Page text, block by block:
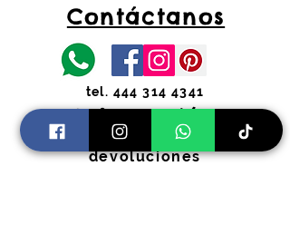
Contáctanos
tel. 444 314 4341
Información
Costos de envíos y
devoluciones